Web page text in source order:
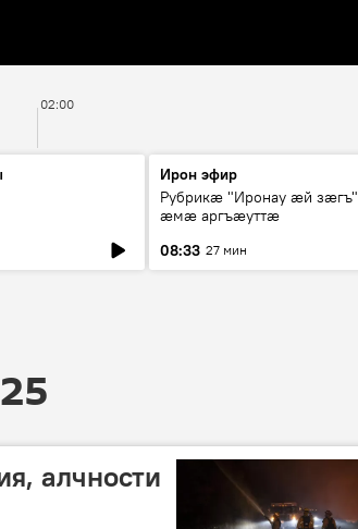
02:00
Ирон эфир
Рубрикæ "Иронау ӕй зӕгъ"
ӕмӕ аргъӕуттӕ
08:33 27 мин
алчности